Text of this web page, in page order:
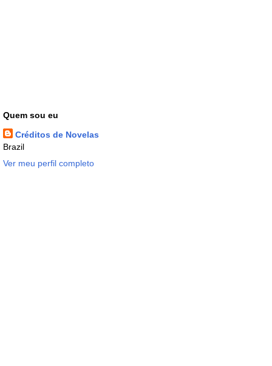
Quem sou eu
Créditos de Novelas
Brazil
Ver meu perfil completo